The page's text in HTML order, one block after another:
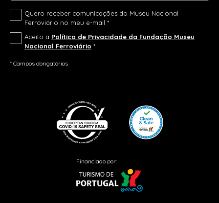
Quero receber comunicações do Museu Nacional
Ferroviário no meu e-mail *
Aceito a Política de Privacidade da Fundação Museu
Nacional Ferroviário *
* Campos obrigatórios
Financiado por: